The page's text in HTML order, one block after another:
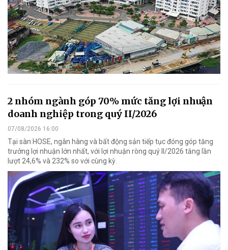
2 nhóm ngành góp 70% mức tăng lợi nhuận
doanh nghiệp trong quý II/2026
07/08/2026 16:00
Tại sàn HOSE, ngân hàng và bất động sản tiếp tục đóng góp tăng
trưởng lợi nhuận lớn nhất, với lợi nhuận ròng quý II/2026 tăng lần
lượt 24,6% và 232% so với cùng kỳ.